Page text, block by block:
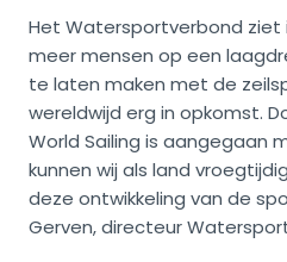
Het Watersportverbond ziet
meer mensen op een
te laten maken met de
wereldwijd erg in opkomst.
World Sailing is aangegaan
kunnen wij als land
deze ontwikkeling van de
Gerven, directeur